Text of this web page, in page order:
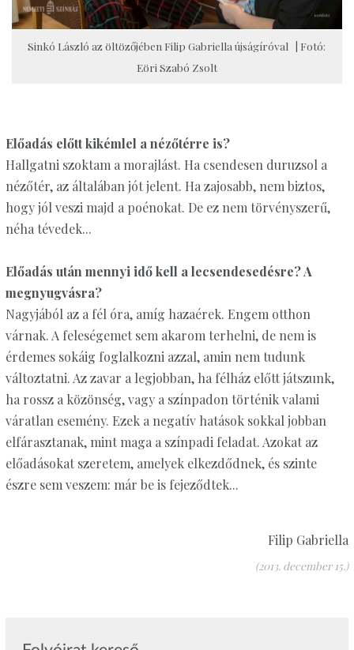
Sinkó László az öltözőjében Filip Gabriella újságíróval | Fotó:
Eöri Szabó Zsolt
Előadás előtt kikémlel a nézőtérre is?
Hallgatni szoktam a morajlást. Ha csendesen duruzsol a
nézőtér, az általában jót jelent. Ha zajosabb, nem biztos,
hogy jól veszi majd a poénokat. De ez nem törvényszerű,
néha tévedek...
Előadás után mennyi idő kell a lecsendesedésre? A
megnyugvásra?
Nagyjából az a fél óra, amíg hazaérek. Engem otthon
várnak. A feleségemet sem akarom terhelni, de nem is
érdemes sokáig foglalkozni azzal, amin nem tudunk
változtatni. Az zavar a legjobban, ha félház előtt játszunk,
ha rossz a közönség, vagy a színpadon történik valami
váratlan esemény. Ezek a negatív hatások sokkal jobban
elfárasztanak, mint maga a színpadi feladat. Azokat az
előadásokat szeretem, amelyek elkezdődnek, és szinte
észre sem veszem: már be is fejeződtek...
Filip Gabriella
(2013. december 15.)